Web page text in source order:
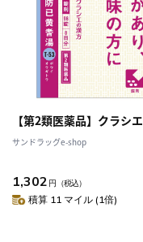
【第2類医薬品】クラシエ
サンドラッグe-shop
1,302 円 （税込）
積算 11 マイル (1倍)